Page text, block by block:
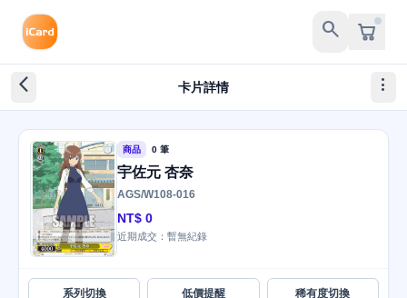
search
arrow_back_ios_new 卡片詳情 more_vert
商品 0 筆
宇佐元 杏奈
AGS/W108-016
NT$ 0
近期成交：暫無紀錄
系列切換 低價提醒 稀有度切換